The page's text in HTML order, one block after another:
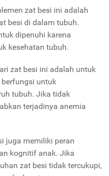
zat besi ini adalah
besi di dalam tubuh.
dipenuhi karena
kesehatan tubuh.
zat besi ini adalah untuk
untuk
tubuh. Jika tidak
terjadinya anemia
juga memiliki peran
kognitif anak. Jika
zat besi tidak tercukupi,